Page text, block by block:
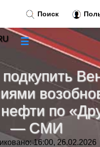
нефти по
— СМИ
16:00, 26.02.2026
Поиск
☰
»